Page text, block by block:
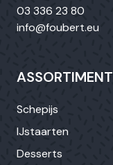
03 336 23 80
info@foubert.eu
ASSORTIMENT
Schepijs
IJstaarten
Desserts